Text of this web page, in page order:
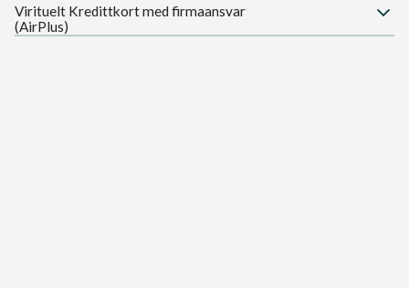
Virituelt Kredittkort med firmaansvar
(AirPlus)